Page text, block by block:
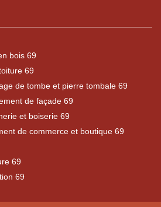
bois 69
69
de tombe et pierre tombale 69
de façade 69
et boiserie 69
de commerce et boutique 69
69
69